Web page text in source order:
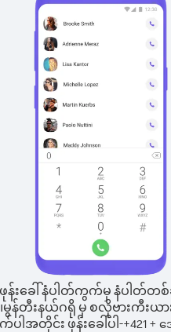
ဖုန်းခေါ်နံပါတ်ကွက်မှ နံပါတ်တစ်
မွန်တီးနယ်ဂရို မှ စလိုဗားကီးယာ
ပါအတိုင်း ဖုန်းခေါ်ပါ-+421 + ဒ